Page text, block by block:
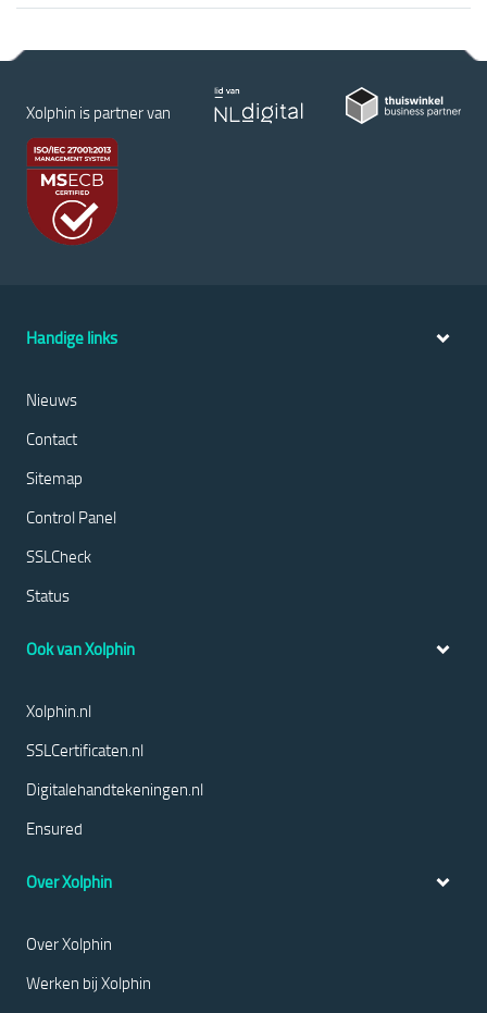
Xolphin is partner van
Handige links
Nieuws
Contact
Sitemap
Control Panel
SSLCheck
Status
Ook van Xolphin
Xolphin.nl
SSLCertificaten.nl
Digitalehandtekeningen.nl
Ensured
Over Xolphin
Over Xolphin
Werken bij Xolphin